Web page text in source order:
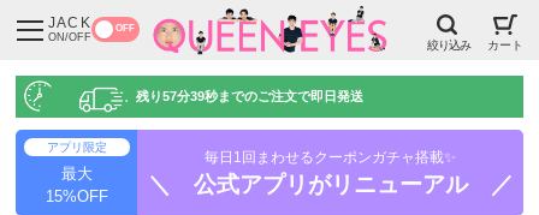
JACK
ON/OFF
OFF
絞り込み カート
残り57分38秒までのご注文で即日発送
アプリ限定
最大
15%OFF
毎日1回まわせるクーポンガチャ搭載✨
＼ 公式アプリがリニューアル ／